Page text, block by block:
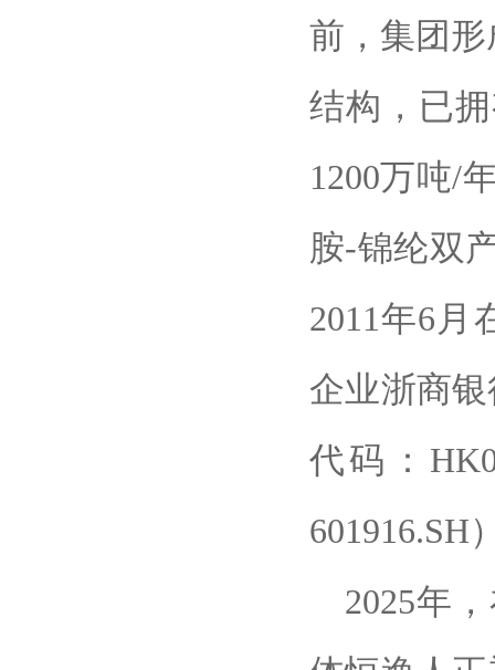
前，集团形
结构，已
1200万吨/
胺-锦纶双
2011年6月
企业浙商
代码：
601916.SH
2025年